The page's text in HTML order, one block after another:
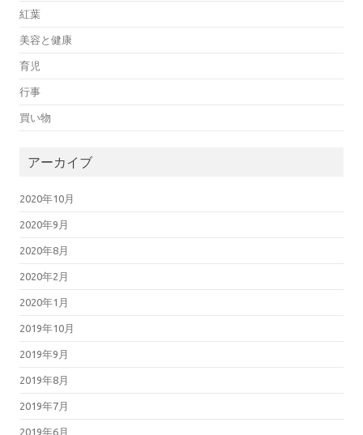
紅葉
美容と健康
育児
行事
買い物
アーカイブ
2020年10月
2020年9月
2020年8月
2020年2月
2020年1月
2019年10月
2019年9月
2019年8月
2019年7月
2019年6月